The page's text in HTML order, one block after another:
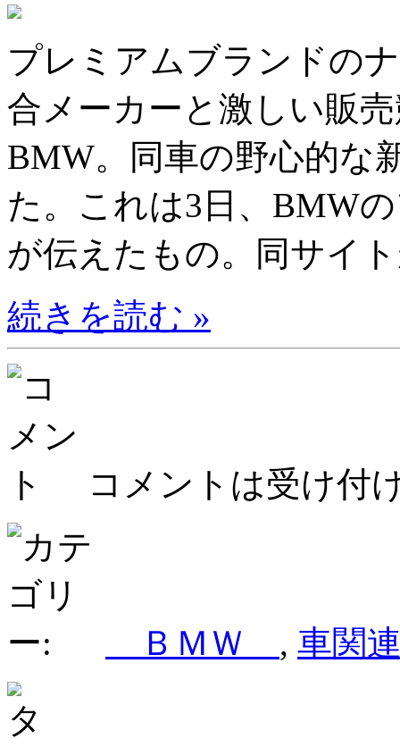
プレミアムブランドの
合メーカーと激しい販
BMW。同車の野心的な
た。これは3日、BMW
が伝えたもの。同サイ
続きを読む »
コメントは受け付
ＢＭＷ , 車関